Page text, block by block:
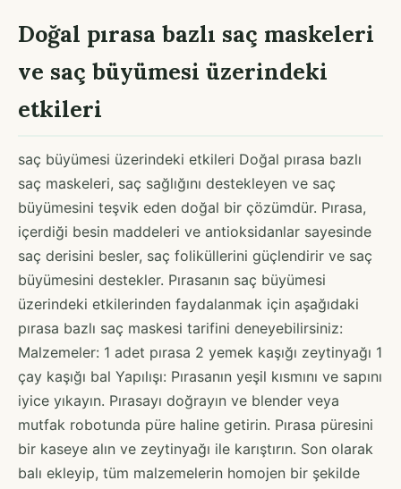
Doğal pırasa bazlı saç maskeleri
ve saç büyümesi üzerindeki
etkileri
saç büyümesi üzerindeki etkileri Doğal pırasa bazlı
saç maskeleri, saç sağlığını destekleyen ve saç
büyümesini teşvik eden doğal bir çözümdür. Pırasa,
içerdiği besin maddeleri ve antioksidanlar sayesinde
saç derisini besler, saç foliküllerini güçlendirir ve saç
büyümesini destekler. Pırasanın saç büyümesi
üzerindeki etkilerinden faydalanmak için aşağıdaki
pırasa bazlı saç maskesi tarifini deneyebilirsiniz:
Malzemeler: 1 adet pırasa 2 yemek kaşığı zeytinyağı 1
çay kaşığı bal Yapılışı: Pırasanın yeşil kısmını ve sapını
iyice yıkayın. Pırasayı doğrayın ve blender veya
mutfak robotunda püre haline getirin. Pırasa püresini
bir kaseye alın ve zeytinyağı ile karıştırın. Son olarak
balı ekleyip, tüm malzemelerin homojen bir şekilde